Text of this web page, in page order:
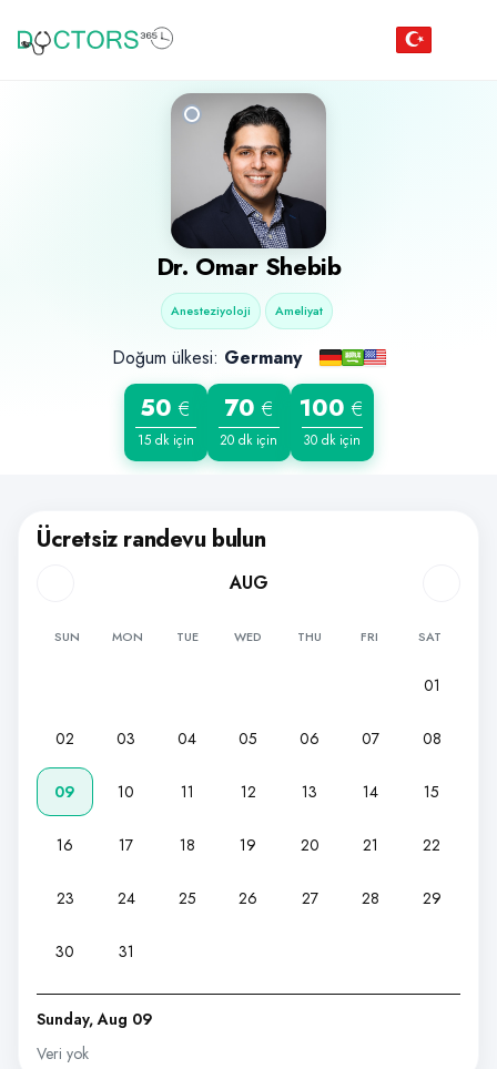
Dr. Omar Shebib
Anesteziyoloji Ameliyat
Doğum ülkesi: Germany
50 €
15 dk için
70 €
20 dk için
100 €
30 dk için
Ücretsiz randevu bulun
AUG
SUN MON TUE WED THU FRI SAT
01
02 03 04 05 06 07 08
09 10 11 12 13 14 15
16 17 18 19 20 21 22
23 24 25 26 27 28 29
30 31
Sunday, Aug 09
Veri yok